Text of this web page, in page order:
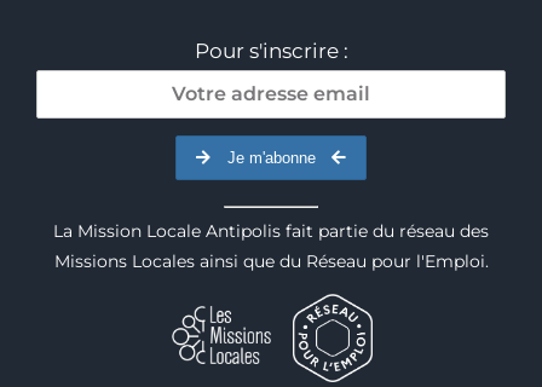
Pour s'inscrire :
Je m'abonne
La Mission Locale Antipolis fait partie du réseau des
Missions Locales ainsi que du Réseau pour l'Emploi.